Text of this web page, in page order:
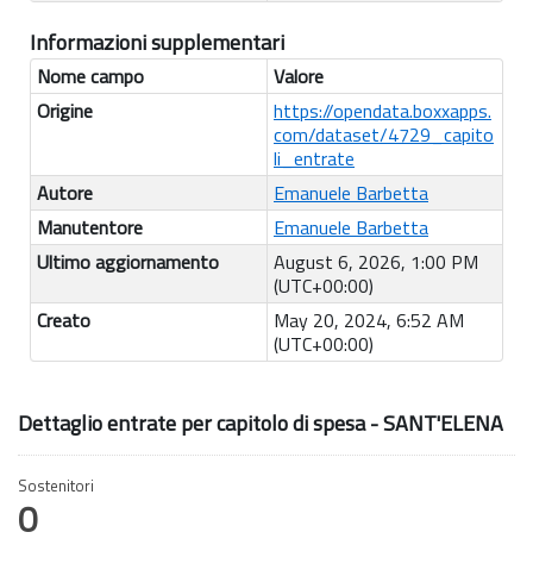
Informazioni supplementari
Nome campo
Valore
Origine
https://opendata.boxxapps.
com/dataset/4729_capito
li_entrate
Autore
Emanuele Barbetta
Manutentore
Emanuele Barbetta
Ultimo aggiornamento
August 6, 2026, 1:00 PM
(UTC+00:00)
Creato
May 20, 2024, 6:52 AM
(UTC+00:00)
Dettaglio entrate per capitolo di spesa - SANT'ELENA
Sostenitori
0